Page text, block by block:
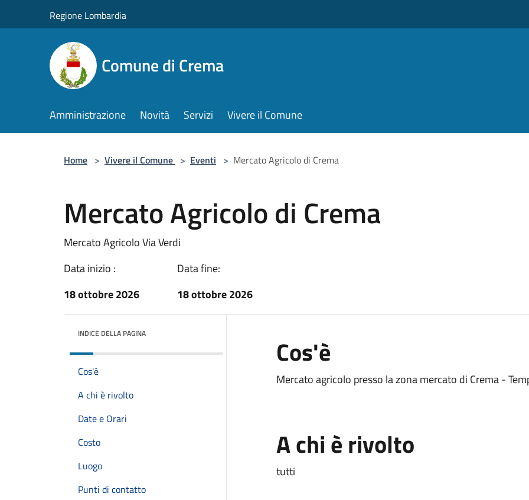
Regione Lombardia
Comune di Crema
Amministrazione Novità Servizi Vivere il Comune
Home > Vivere il Comune > Eventi > Mercato Agricolo di Crema
Mercato Agricolo di Crema
Mercato Agricolo Via Verdi
Data inizio :
18 ottobre 2026
Data fine:
18 ottobre 2026
INDICE DELLA PAGINA
Cos'è
A chi è rivolto
Date e Orari
Costo
Luogo
Punti di contatto
Cos'è
Mercato agricolo presso la zona mercato di Crema -
A chi è rivolto
tutti